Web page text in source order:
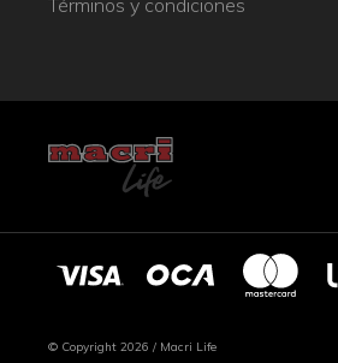
Términos y condiciones
© Copyright 2026 / Macri Life